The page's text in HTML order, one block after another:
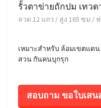
รั้วตาข่ายถักปม เทวด
ลวด 12 แถว / สูง 165 ซม /
เหมาะสำหรับ ล้อมเขตแด
สวน กันคนบุกรุก
สอบถาม ขอใบเสน